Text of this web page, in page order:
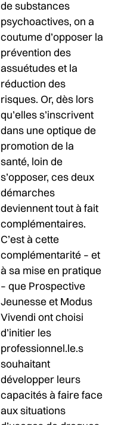
de substances
psychoactives, on a
coutume d’opposer la
prévention des
assuétudes et la
réduction des
risques. Or, dès lors
qu’elles s’inscrivent
dans une optique de
promotion de la
santé, loin de
s’opposer, ces deux
démarches
deviennent tout à fait
complémentaires.
C’est à cette
complémentarité – et
à sa mise en pratique
– que Prospective
Jeunesse et Modus
Vivendi ont choisi
d’initier les
professionnel.le.s
souhaitant
développer leurs
capacités à faire face
aux situations